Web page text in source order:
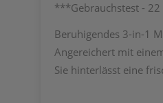
***Gebrauchstest -
Beruhigendes 3-in-1
Angereichert mit
Sie hinterlässt eine